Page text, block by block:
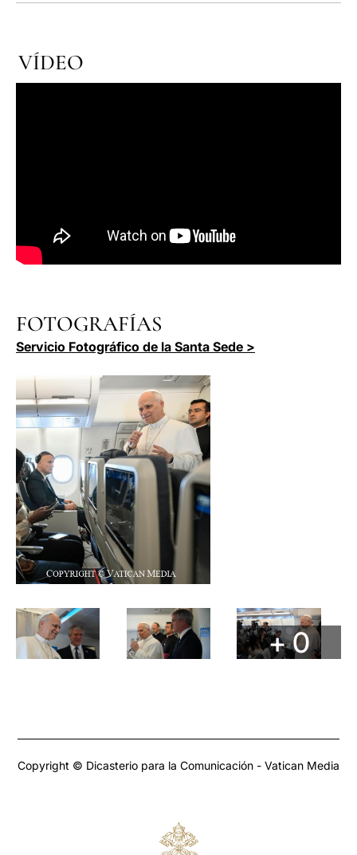
VÍDEO
FOTOGRAFÍAS
Servicio Fotográfico de la Santa Sede >
+ 0
Copyright © Dicasterio para la Comunicación - Vatican Media